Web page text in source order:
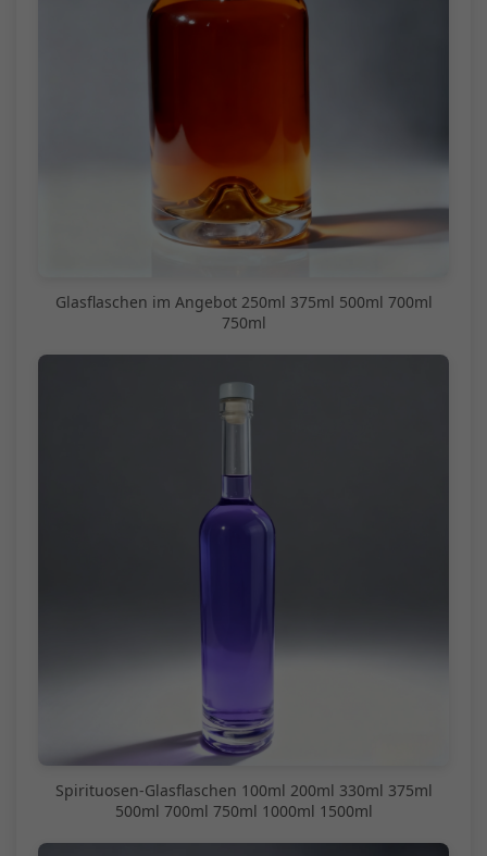
Glasflaschen im Angebot 250ml 375ml 500ml 700ml
750ml
Spirituosen-Glasflaschen 100ml 200ml 330ml 375ml
500ml 700ml 750ml 1000ml 1500ml